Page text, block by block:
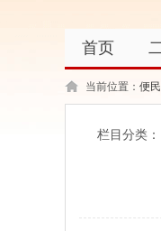
首页
当前位置： 便
栏目分类：